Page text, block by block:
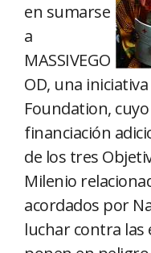
en sumarse
a
MASSIVEGO
OD, una
Foundation,
financiación
de los tres
Milenio
acordados por
luchar contra